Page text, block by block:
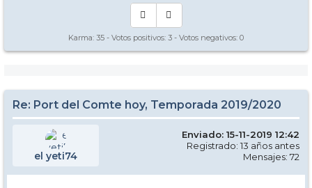
Karma: 35 - Votos positivos: 3 - Votos negativos: 0
Re: Port del Comte hoy, Temporada 2019/2020
el yeti74
Enviado: 15-11-2019 12:42
Registrado: 13 años antes
Mensajes: 72